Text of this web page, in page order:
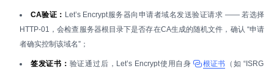
CA验证： Let’s Encrypt服务器向申请者域名发送验证请求 —— 若选择
HTTP-01，会检查服务器根目录下是否存在CA生成的随机文件，确认 “申请
者确实控制该域名”；
签发证书： 验证通过后，Let’s Encrypt使用自身 根证书 （如 “ISRG